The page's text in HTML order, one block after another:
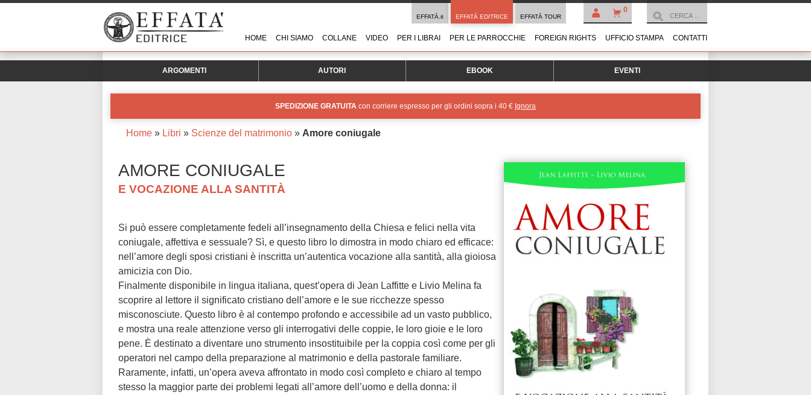
0
EFFATÀ.it EFFATÀ EDITRICE EFFATÀ TOUR
HOME CHI SIAMO COLLANE VIDEO PER I LIBRAI PER LE PARROCCHIE FOREIGN RIGHTS UFFICIO STAMPA CONTATTI
ARGOMENTI AUTORI EBOOK EVENTI
SPEDIZIONE GRATUITA con corriere espresso per gli ordini sopra i 40 € Ignora
Home » Libri » Scienze del matrimonio » Amore coniugale
AMORE CONIUGALE
E VOCAZIONE ALLA SANTITÀ
Si può essere completamente fedeli all’insegnamento della Chiesa e felici nella vita
coniugale, affettiva e sessuale? Sì, e questo libro lo dimostra in modo chiaro ed efficace:
nell’amore degli sposi cristiani è inscritta un’autentica vocazione alla santità, alla gioiosa
amicizia con Dio.
Finalmente disponibile in lingua italiana, quest’opera di Jean Laffitte e Livio Melina fa
scoprire al lettore il significato cristiano dell’amore e le sue ricchezze spesso
misconosciute. Questo libro è al contempo profondo e accessibile ad un vasto pubblico,
e mostra una reale attenzione verso gli interrogativi delle coppie, le loro gioie e le loro
pene. È destinato a diventare uno strumento insostituibile per la coppia così come per gli
operatori nel campo della preparazione al matrimonio e della pastorale familiare.
Raramente, infatti, un’opera aveva affrontato in modo così completo e chiaro al tempo
stesso la maggior parte dei problemi legati all’amore dell’uomo e della donna: il